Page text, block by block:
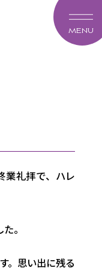
MENU
業礼拝で、ハレ
。
。思い出に残る